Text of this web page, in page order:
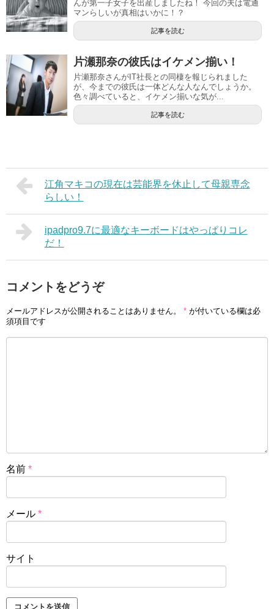
んが第一子女子を出産しましたね！ 今回の夫は電通
マンらしいが真相はいかに！？
記事を読む
片瀬那奈の彼氏はイケメン揃い！
片瀬那奈さんがIT社長との同棲を報じられました
が、今までの彼氏は一体どんな人なんでしょうか。
色々調べていると、イケメン揃いな気が...
記事を読む
江角マキコの現在は芸能界を休止して母親専念
らしい！
ipadpro9.7に最適なキーボードはやっぱりコレ
だ！
コメントをどうぞ
メールアドレスが公開されることはありません。 * が付いている欄は必
須項目です
名前 *
メール *
サイト